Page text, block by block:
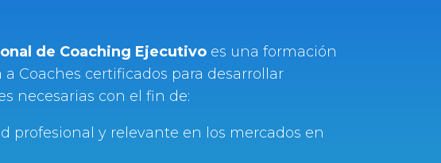
de Coaching Ejecutivo es una formación
Coaches certificados para desarrollar
necesarias con el fin de:
profesional y relevante en los mercados en